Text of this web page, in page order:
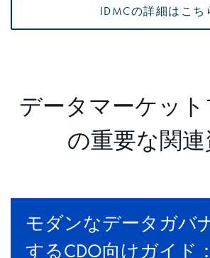
IDMCの詳細はこち
データマーケッ
の重要な関
モダンなデータガバ
するCDO向けガイド